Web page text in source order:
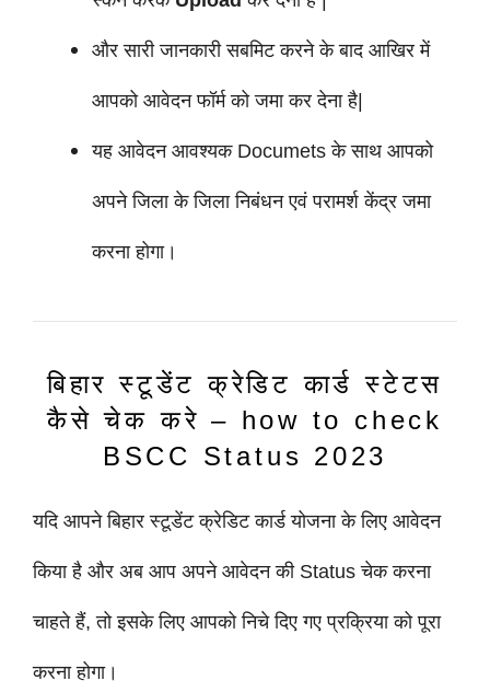
और सारी जानकारी सबमिट करने के बाद आखिर में
आपको आवेदन फॉर्म को जमा कर देना है|
यह आवेदन आवश्यक Documets के साथ आपको
अपने जिला के जिला निबंधन एवं परामर्श केंद्र जमा
करना होगा।
बिहार स्टूडेंट क्रेडिट कार्ड स्टेटस
कैसे चेक करे – how to check
BSCC Status 2023
यदि आपने बिहार स्टूडेंट क्रेडिट कार्डयोजनाके लिए आवेदन
किया है और अब आप अपने आवेदन की Status चेक करना
चाहते हैं, तो इसके लिए आपको निचे दिए गए प्रक्रिया को पूरा
करना होगा।